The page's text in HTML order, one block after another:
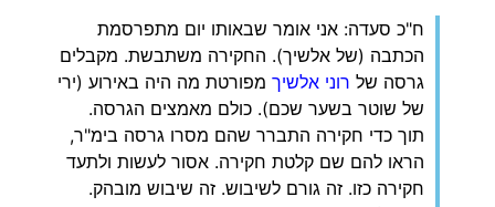
ח"כ סעדה: אני אומר שבאותו יום מתפרסמת
הכתבה (של אלשיך). החקירה משתבשת. מקבלים
גרסה של רוני אלשיך מפורטת מה היה באירוע (ירי
של שוטר בשער שכם). כולם מאמצים הגרסה.
תוך כדי חקירה התברר שהם מסרו גרסה בימ"ר,
הראו להם שם קלטת חקירה. אסור לעשות ולתעד
חקירה כזו. זה גורם לשיבוש. זה שיבוש מובהק.